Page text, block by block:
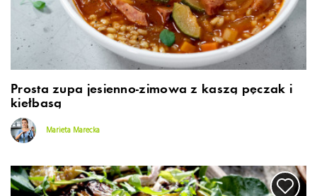
Prosta zupa jesienno-zimowa z kaszą pęczak i
kiełbasą
Marieta Marecka